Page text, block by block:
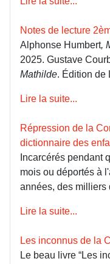
Notes de lecture
Alphonse Humbert,
2025. Gustave
Mathilde. Édition de
Lire la suite...
Répression de la
dictionnaire des
Incarcérés pendant
mois ou déportés à
années, des milliers
Lire la suite...
Les inconnus de la
Le beau livre “Les